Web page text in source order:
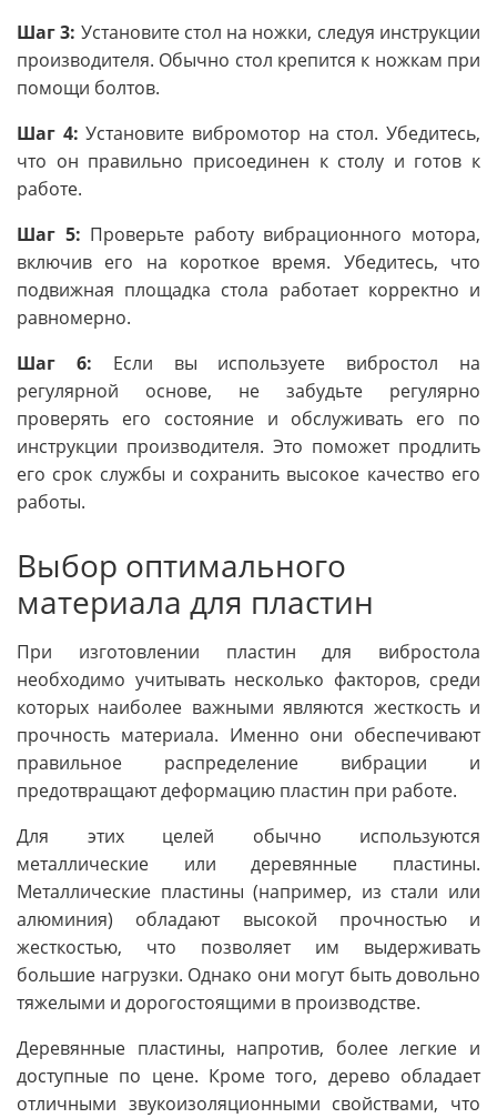
Шаг 3: Установите стол на ножки, следуя инструкции
производителя. Обычно стол крепится к ножкам при
помощи болтов.
Шаг 4: Установите вибромотор на стол. Убедитесь,
что он правильно присоединен к столу и готов к
работе.
Шаг 5: Проверьте работу вибрационного мотора,
включив его на короткое время. Убедитесь, что
подвижная площадка стола работает корректно и
равномерно.
Шаг 6: Если вы используете вибростол на
регулярной основе, не забудьте регулярно
проверять его состояние и обслуживать его по
инструкции производителя. Это поможет продлить
его срок службы и сохранить высокое качество его
работы.
Выбор оптимального
материала для пластин
При изготовлении пластин для вибростола
необходимо учитывать несколько факторов, среди
которых наиболее важными являются жесткость и
прочность материала. Именно они обеспечивают
правильное распределение вибрации и
предотвращают деформацию пластин при работе.
Для этих целей обычно используются
металлические или деревянные пластины.
Металлические пластины (например, из стали или
алюминия) обладают высокой прочностью и
жесткостью, что позволяет им выдерживать
большие нагрузки. Однако они могут быть довольно
тяжелыми и дорогостоящими в производстве.
Деревянные пластины, напротив, более легкие и
доступные по цене. Кроме того, дерево обладает
отличными звукоизоляционными свойствами, что